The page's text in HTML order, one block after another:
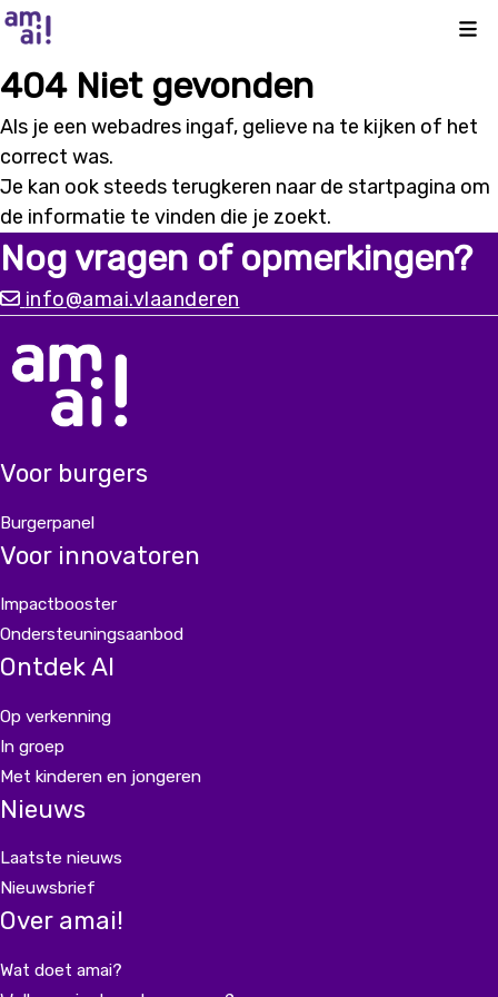
404 Niet gevonden
Als je een webadres ingaf, gelieve na te kijken of het
correct was.
Je kan ook steeds terugkeren naar de startpagina om
de informatie te vinden die je zoekt.
Nog vragen of opmerkingen?
info@amai.vlaanderen
Voor burgers
Burgerpanel
Voor innovatoren
Impactbooster
Ondersteuningsaanbod
Ontdek AI
Op verkenning
In groep
Met kinderen en jongeren
Nieuws
Laatste nieuws
Nieuwsbrief
Over amai!
Wat doet amai?